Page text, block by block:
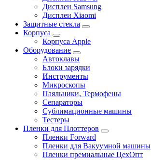
Дисплеи Samsung
Дисплеи Xiaomi
Защитные стекла
Корпуса
Корпуса Apple
Оборудование
Автоклавы
Блоки зарядки
Инструменты
Микроскопы
Паяльники, Термофены
Сепараторы
Сублимационные машины
Тестеры
Пленки для Плоттеров
Пленки Forward
Пленки для Вакуумной машины
Пленки премиальные ЦехОпт